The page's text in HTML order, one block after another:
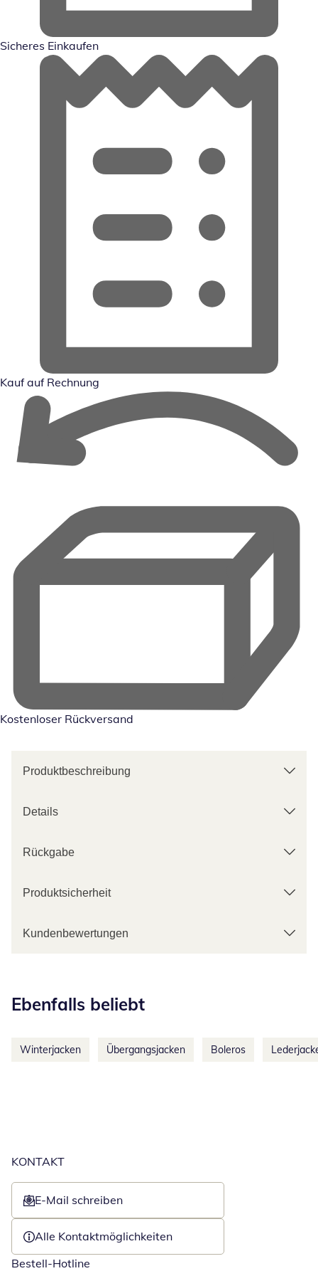
Sicheres Einkaufen
Kauf auf Rechnung
Kostenloser Rückversand
Produktbeschreibung
Details
Rückgabe
Produktsicherheit
Kundenbewertungen
Ebenfalls beliebt
Winterjacken Übergangsjacken Boleros
KONTAKT
E-Mail schreiben
Öffnet E-Mail-Client
Alle Kontaktmöglichkeiten
Bestell-Hotline